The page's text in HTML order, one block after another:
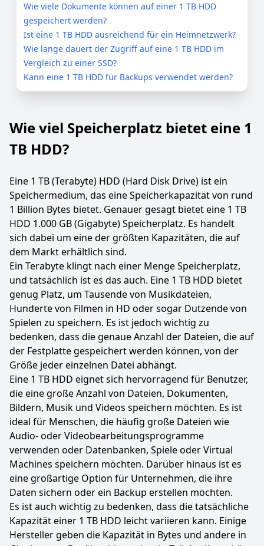
Wie viele Dokumente können auf einer 1 TB HDD
gespeichert werden?
Ist eine 1 TB HDD ausreichend für ein Heimnetzwerk?
Wie lange dauert der Zugriff auf eine 1 TB HDD im
Vergleich zu einer SSD?
Kann eine 1 TB HDD für Backups verwendet werden?
Wie viel Speicherplatz bietet eine 1
TB HDD?
Eine 1 TB (Terabyte) HDD (Hard Disk Drive) ist ein
Speichermedium, das eine Speicherkapazität von rund
1 Billion Bytes bietet. Genauer gesagt bietet eine 1 TB
HDD 1.000 GB (Gigabyte) Speicherplatz. Es handelt
sich dabei um eine der größten Kapazitäten, die auf
dem Markt erhältlich sind.
Ein Terabyte klingt nach einer Menge Speicherplatz,
und tatsächlich ist es das auch. Eine 1 TB HDD bietet
genug Platz, um Tausende von Musikdateien,
Hunderte von Filmen in HD oder sogar Dutzende von
Spielen zu speichern. Es ist jedoch wichtig zu
bedenken, dass die genaue Anzahl der Dateien, die auf
der Festplatte gespeichert werden können, von der
Größe jeder einzelnen Datei abhängt.
Eine 1 TB HDD eignet sich hervorragend für Benutzer,
die eine große Anzahl von Dateien, Dokumenten,
Bildern, Musik und Videos speichern möchten. Es ist
ideal für Menschen, die häufig große Dateien wie
Audio- oder Videobearbeitungsprogramme
verwenden oder Datenbanken, Spiele oder Virtual
Machines speichern möchten. Darüber hinaus ist es
eine großartige Option für Unternehmen, die ihre
Daten sichern oder ein Backup erstellen möchten.
Es ist auch wichtig zu bedenken, dass die tatsächliche
Kapazität einer 1 TB HDD leicht variieren kann. Einige
Hersteller geben die Kapazität in Bytes und andere in